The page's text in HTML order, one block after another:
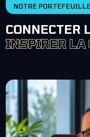
NOTRE PORTEFEUILLE
CONNECTER
INSPIRER LA